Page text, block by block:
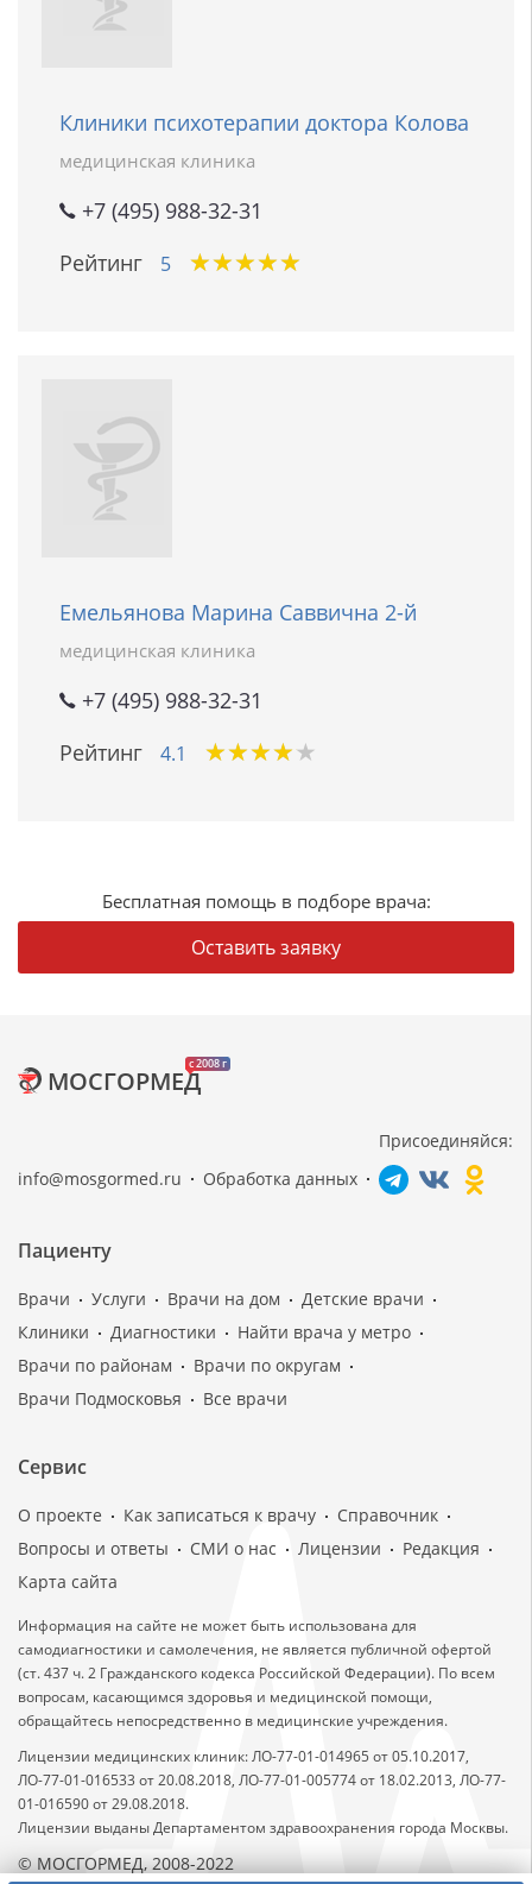
Клиники психотерапии доктора Колова
медицинская клиника
+7 (495) 988-32-31
Рейтинг
5 ★★★★★
★★★★★
Емельянова Марина Саввична 2-й
медицинская клиника
+7 (495) 988-32-31
Рейтинг
4.1 ★★★★★
★★★★★
Бесплатная помощь в подборе врача:
Оставить заявку
c 2008 г
МОСГОРМЕД
info@mosgormed.ru Обработка данных
Присоединяйся:
Пациенту
Врачи Услуги Врачи на дом
Детские врачи
Клиники
Диагностики
Найти врача у метро
Врачи по районам
Врачи по округам
Врачи Подмосковья
Все врачи
Сервис
О проекте Как записаться к врачу
Справочник
Вопросы и ответы
СМИ о нас Лицензии
Редакция
Карта сайта
Информация на сайте не может быть использована для
самодиагностики и самолечения, не является публичной офертой
(ст. 437 ч. 2 Гражданского кодекса Российской Федерации). По всем
вопросам, касающимся здоровья и медицинской помощи,
обращайтесь непосредственно в медицинские учреждения.
Лицензии медицинских клиник: ЛО-77-01-014965 от 05.10.2017,
ЛО-77-01-016533 от 20.08.2018, ЛО-77-01-005774 от 18.02.2013, ЛО-77-
01-016590 от 29.08.2018.
Лицензии выданы Департаментом здравоохранения города Москвы.
© МОСГОРМЕД, 2008-2022